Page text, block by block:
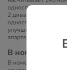
односпальные, 2
2 диван-кровати),
односпальные
улучшенный номер-
апартаменты с 2
В номерах
В номерах